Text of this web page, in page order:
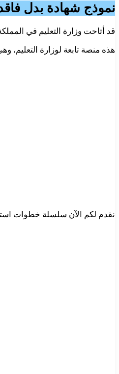
نموذج شهادة بدل
قد أتاحت وزارة التعليم في
هذه منصة تابعة لوزارة
نقدم لكم الآن سلسلة خطوات استخراج نموذج شهادة